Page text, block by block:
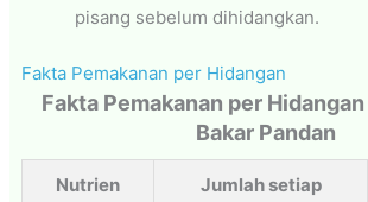
pisang sebelum dihidangkan.
Fakta Pemakanan per Hidangan
Fakta Pemakanan per
Bakar Pandan
Nutrien
Jumlah setiap